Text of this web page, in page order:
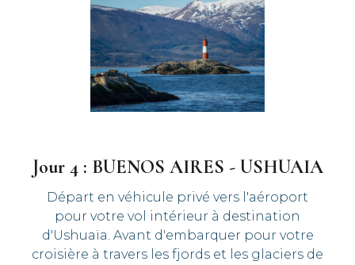
Jour 4 : BUENOS AIRES - USHUAIA
Départ en véhicule privé vers l'aéroport
pour votre vol intérieur à destination
d'Ushuaïa. Avant d'embarquer pour votre
croisière à travers les fjords et les glaciers de